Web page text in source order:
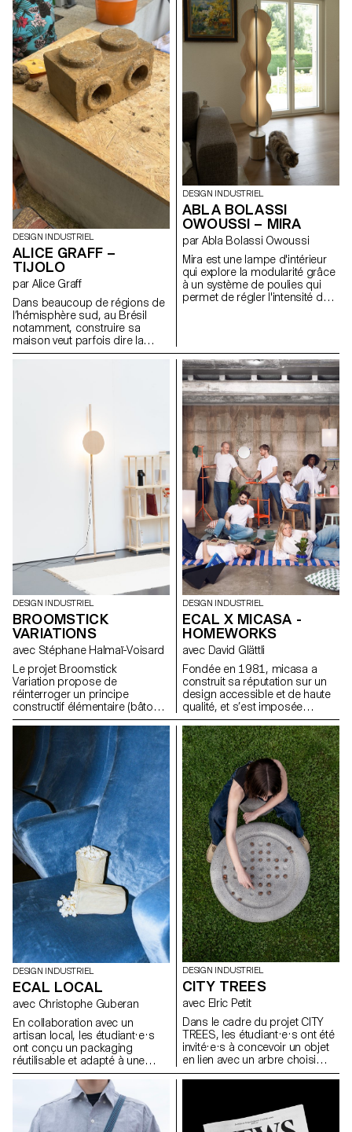
surface. Il s’agit d’un
changement de regard sur la
nature, mais cette fois-ci au
sens littéral, grâce à des
instruments de vision destinés
à aider les curieux et curieuses
de la faune et de la flore. Nous
avons donc ici une longue-vue,
une loupe et un aquascope, qui
veulent jouer avec la physique
optique tout en illustrant ses
propriétés dans une démarche
pédagogique.
deux transats, orientables
selon les envies, côte à côte ou
encore face à face. Les assises
offrent deux positions, dont une
semi-allongée idéale pour la
sieste. Grâce à un système de
connecteurs vissés, la structure
est solide, démontable et
adaptable. Elle permet de
composer librement des îlots
de détente, au jardin ou au
bord de l’eau.
DESIGN INDUSTRIEL
ALICE GRAFF –
TIJOLO
par Alice Graff
Dans beaucoup de régions de
l’hémisphère sud, au Brésil
notamment, construire sa
maison veut parfois dire la
construire soi-même. Avec peu
briques en terre crue, séchées
et de papier recyclé. Elles
s’emboîtent en quinconce,
sans mortier, sans outillage
lourd. Sur leur face, deux
volumes : pour clipser des
gaines, des tuyaux. Sans
percer, sans casser. On peut
changer d’avis. On peut aussi
les boucher, laisser une trace,
DESIGN INDUSTRIEL
ABLA BOLASSI
OWOUSSI – MIRA
par Abla Bolassi Owoussi
Mira est une lampe d'intérieur
qui explore la modularité grâce
à un système de poulies qui
permet de régler l'intensité de
sur la lumière et la forme. Ce
projet répond à un besoin de
flexibilité dans l'espace
domestique et reflète une
recherche personnelle sur
l'objet évolutif, à mi-chemin
entre technicité discrète et
expression poétique de la
matière.
DESIGN INDUSTRIEL
BROOMSTICK
VARIATIONS
avec Stéphane Halmaï-Voisard
Le projet Broomstick
Variation propose de
réinterroger un principe
constructif élémentaire (bâtons,
assemblages visibles, structure
modulable) et d’explorer son
potentiel pour générer de
nouveaux objets et mobiliers
adaptés à des usages
contemporains. L’objectif est
de comprendre comment cette
logique de conception, pensée
comme accessible et
économique, peut être
actualisée face aux enjeux de
durabilité, de fonctionnalité et
d’esthétique.
DESIGN INDUSTRIEL
ECAL X MICASA -
HOMEWORKS
avec David Glättli
Fondée en 1981, micasa a
construit sa réputation sur un
design accessible et de haute
qualité, et s’est imposée
comme leader en Suisse.
Fidèle à une approche du
design démocratique, pensée
pour s’intégrer naturellement au
quotidien, l’entreprise s’est
associée à l'ECAL pour
développer HOMEWORKS, une
collection limitée invitant une
nouvelle génération à repenser
la manière dont les espaces de
vie se façonnent et la façon
dont le design peut devenir une
présence active et porteuse de
sens dans les usages de tous
les jours.
DESIGN INDUSTRIEL
ECAL LOCAL
avec Christophe Guberan
En collaboration avec un
artisan local, les étudiant·e·s
ont conçu un packaging
réutilisable et adapté à une
production en série. Le projet
visait à valoriser un produit
alimentaire du quotidien tout en
répondant aux enjeux actuels
liés au transport, à la durabilité
DESIGN INDUSTRIEL
CITY TREES
avec Elric Petit
Dans le cadre du projet CITY
TREES, les étudiant·e·s ont été
invité·e·s à concevoir un objet
en lien avec un arbre choisi
dans l’espace urbain
dendrologie, ils ont observé un
arbre existant et imaginé une